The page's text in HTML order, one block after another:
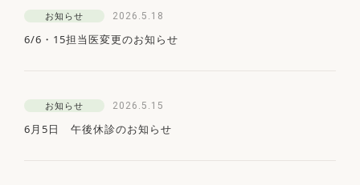
お知らせ
2026.5.18
6/6・15担当医変更のお知らせ
お知らせ
2026.5.15
6月5日 午後休診のお知らせ